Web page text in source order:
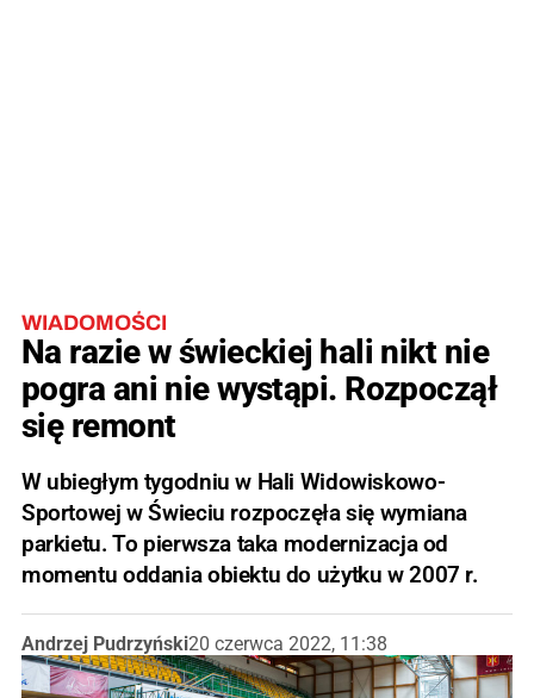
WIADOMOŚCI
Na razie w świeckiej hali nikt nie
pogra ani nie wystąpi. Rozpoczął
się remont
W ubiegłym tygodniu w Hali Widowiskowo-
Sportowej w Świeciu rozpoczęła się wymiana
parkietu. To pierwsza taka modernizacja od
momentu oddania obiektu do użytku w 2007 r.
Andrzej Pudrzyński20 czerwca 2022, 11:38